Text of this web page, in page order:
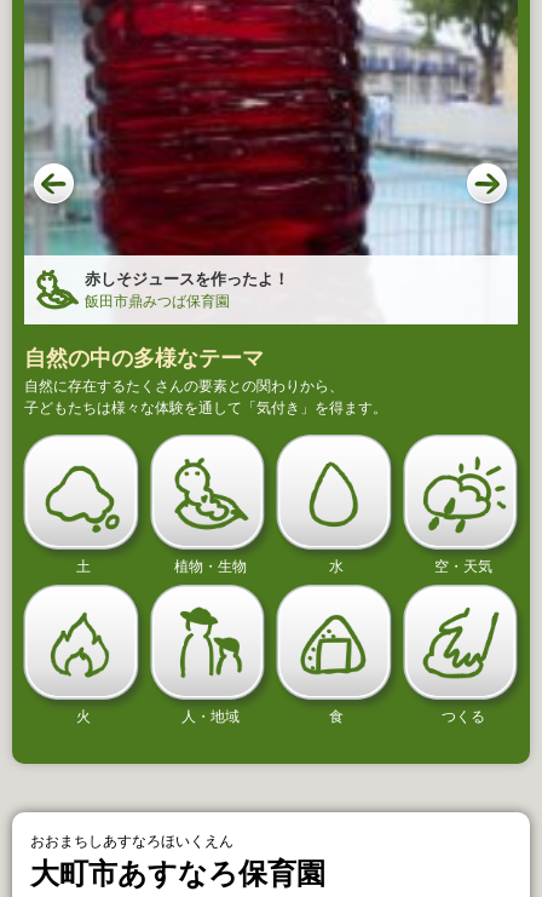
赤しそジュースを作ったよ！
飯田市鼎みつば保育園
自然の中の多様なテーマ
自然に存在するたくさんの要素との関わりから、
子どもたちは様々な体験を通して「気付き」を得ます。
土 植物・生物 水 空・天気
火 人・地域 食 つくる
おおまちしあすなろほいくえん
大町市あすなろ保育園